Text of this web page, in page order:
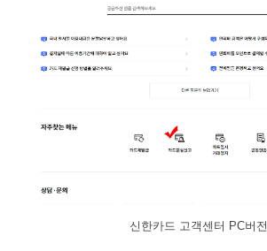
신한카드 고객센터 PC버전